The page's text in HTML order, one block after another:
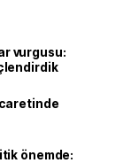
vurgusu:
önemde: